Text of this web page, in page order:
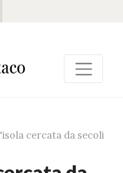
cercata da secoli